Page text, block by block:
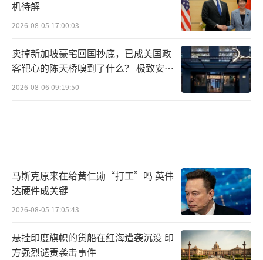
机待解
2026-08-05 17:00:03
卖掉新加坡豪宅回国抄底，已成美国政
客靶心的陈天桥嗅到了什么？ 极致安全
的追寻
2026-08-06 09:19:50
马斯克原来在给黄仁勋“打工”吗 英伟
达硬件成关键
2026-08-05 17:05:43
悬挂印度旗帜的货船在红海遭袭沉没 印
方强烈谴责袭击事件